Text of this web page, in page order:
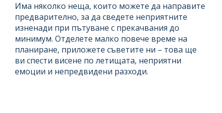
Има няколко неща, които можете да направите
предварително, за да сведете неприятните
изненади при пътуване с прекачвания до
минимум. Отделете малко повече време на
планиране, приложете съветите ни – това ще
ви спести висене по летищата, неприятни
емоции и непредвидени разходи.